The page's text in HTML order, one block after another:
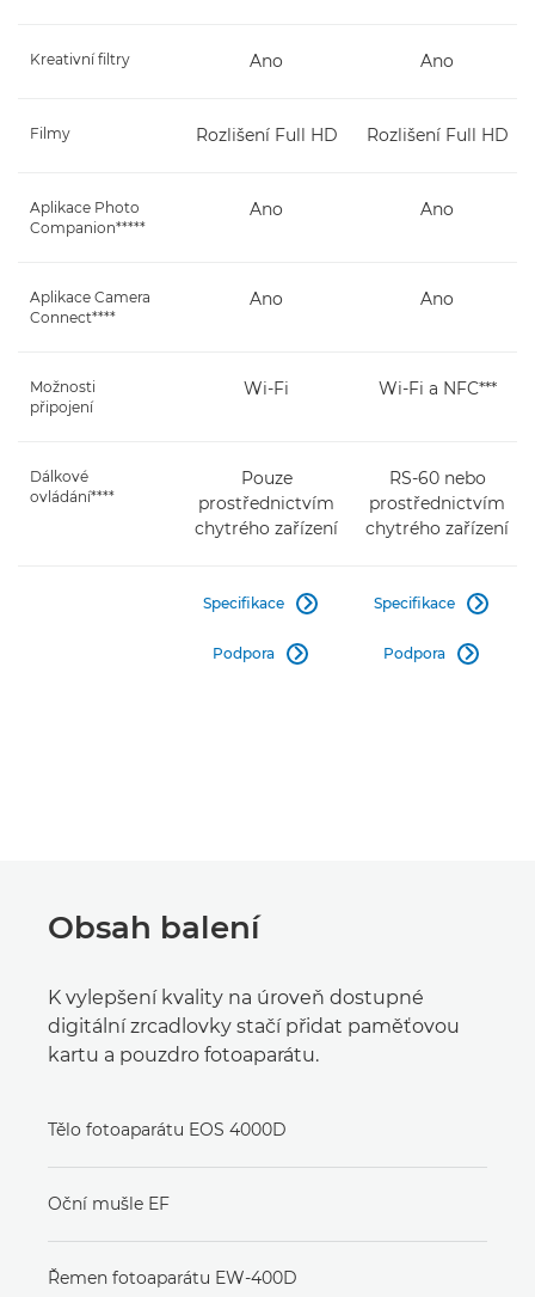
Kreativní filtry Ano Ano
Filmy Rozlišení Full HD Rozlišení Full HD
Aplikace Photo
Companion*****
Ano Ano
Aplikace Camera
Connect****
Ano Ano
Možnosti
připojení
Wi-Fi Wi-Fi a NFC***
Dálkové
ovládání****
Pouze
prostřednictvím
chytrého zařízení
RS-60 nebo
prostřednictvím
chytrého zařízení
Specifikace 
Podpora 
Specifikace 
Podpora 
Obsah balení
K vylepšení kvality na úroveň dostupné
digitální zrcadlovky stačí přidat paměťovou
kartu a pouzdro fotoaparátu.
Tělo fotoaparátu EOS 4000D
Oční mušle EF
Řemen fotoaparátu EW-400D